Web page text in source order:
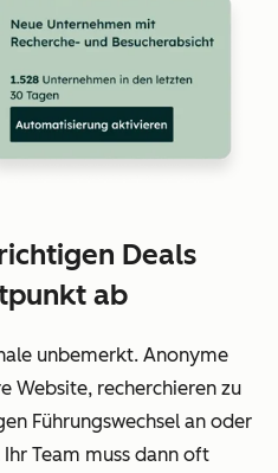
Deals
ab
unbemerkt. Anonyme
Website, recherchieren zu
Führungswechsel an oder
Team muss dann oft